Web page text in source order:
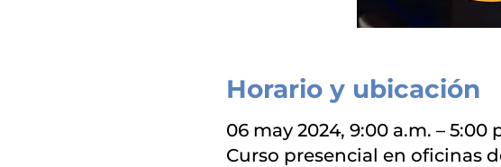
Horario y ubicación
06 may 2024, 9:00 a.m. – 5:00
Curso presencial en oficinas